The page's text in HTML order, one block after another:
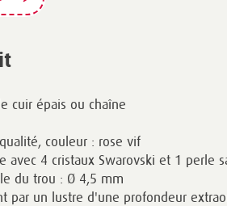
cuir épais ou chaîne
couleur : rose vif
avec 4 cristaux Swarovski et 1 perle
du trou : Ø 4,5 mm
par un lustre d'une profondeur